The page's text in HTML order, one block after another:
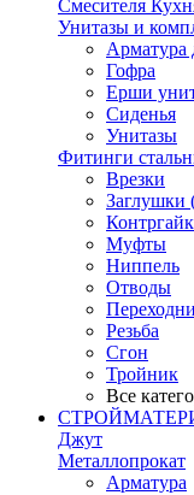
Смесителя
Унитазы и
Арматура
Гофра
Ерши
Сиденья
Унитазы
Фитинги
Врезки
Заглушки
Муфты
Ниппель
Отводы
Резьба
Сгон
Тройник
Все
Джут
Металлопрокат
Арматура